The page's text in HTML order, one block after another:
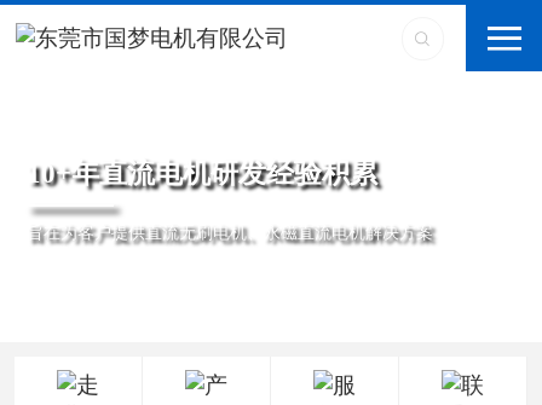
10+年直流电机研发经验积累
旨在为客户提供直流无刷电机、永磁直流电机解决方案